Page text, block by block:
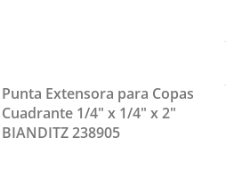
Punta Extensora para Copas
Cuadrante 1/4″ x 1/4″ x 2″
BIANDITZ 238905